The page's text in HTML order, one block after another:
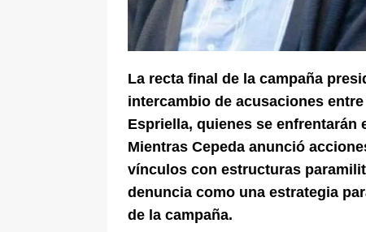
La recta final de la campaña
intercambio de acusaciones
Espriella, quienes se enfrentarán
Mientras Cepeda anunció
vínculos con estructuras
denuncia como una estrategia
de la campaña.